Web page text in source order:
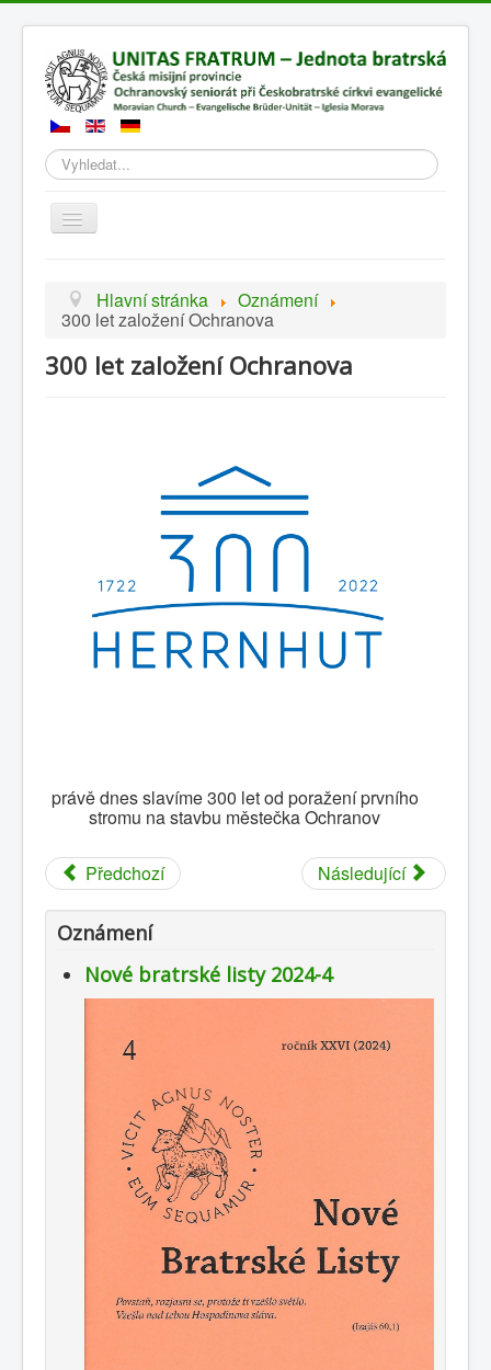
Hledat
Přepnout
navigaci
Hlavní
Historie
Sbory
Dokumenty
Galerie
Odkazy
Napište nám
Publikace
Hlavní stránka Oznámení
300 let založení Ochranova
300 let založení Ochranova
právě dnes slavíme 300 let od poražení prvního
stromu na stavbu městečka Ochranov
Předchozí Následující
Oznámení
Nové bratrské listy 2024-4